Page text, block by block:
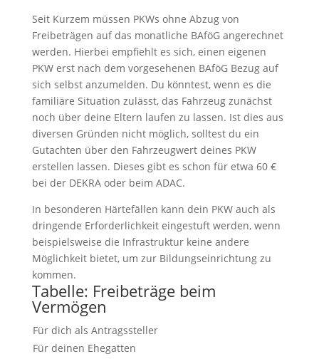
Seit Kurzem müssen PKWs ohne Abzug von
Freibeträgen auf das monatliche BAföG angerechnet
werden. Hierbei empfiehlt es sich, einen eigenen
PKW erst nach dem vorgesehenen BAföG Bezug auf
sich selbst anzumelden. Du könntest, wenn es die
familiäre Situation zulässt, das Fahrzeug zunächst
noch über deine Eltern laufen zu lassen. Ist dies aus
diversen Gründen nicht möglich, solltest du ein
Gutachten über den Fahrzeugwert deines PKW
erstellen lassen. Dieses gibt es schon für etwa 60 €
bei der DEKRA oder beim ADAC.
In besonderen Härtefällen kann dein PKW auch als
dringende Erforderlichkeit eingestuft werden, wenn
beispielsweise die Infrastruktur keine andere
Möglichkeit bietet, um zur Bildungseinrichtung zu
kommen.
Tabelle: Freibeträge beim
Vermögen
Für dich als Antragssteller
Für deinen Ehegatten